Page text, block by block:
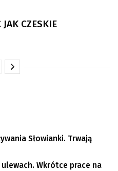
CZESKIE
Słowianki. Trwają
Wkrótce prace na